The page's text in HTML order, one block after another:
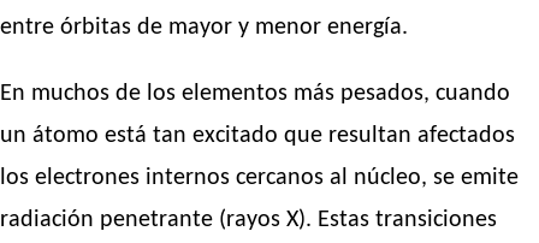
entre órbitas de mayor y menor energía.
En muchos de los elementos más pesados, cuando
un átomo está tan excitado que resultan afectados
los electrones internos cercanos al núcleo, se emite
radiación penetrante (rayos X). Estas transiciones